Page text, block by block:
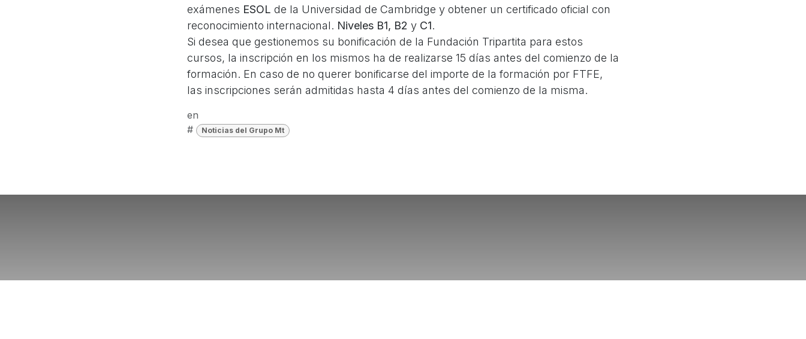
exámenes ESOL de la Universidad de Cambridge y obtener un certificado oficial con
reconocimiento internacional. Niveles B1, B2 y C1.
Si desea que gestionemos su bonificación de la Fundación Tripartita para estos
cursos, la inscripción en los mismos ha de realizarse 15 días antes del comienzo de la
formación. En caso de no querer bonificarse del importe de la formación por FTFE,
las inscripciones serán admitidas hasta 4 días antes del comienzo de la misma.
en
#
Noticias del Grupo Mt